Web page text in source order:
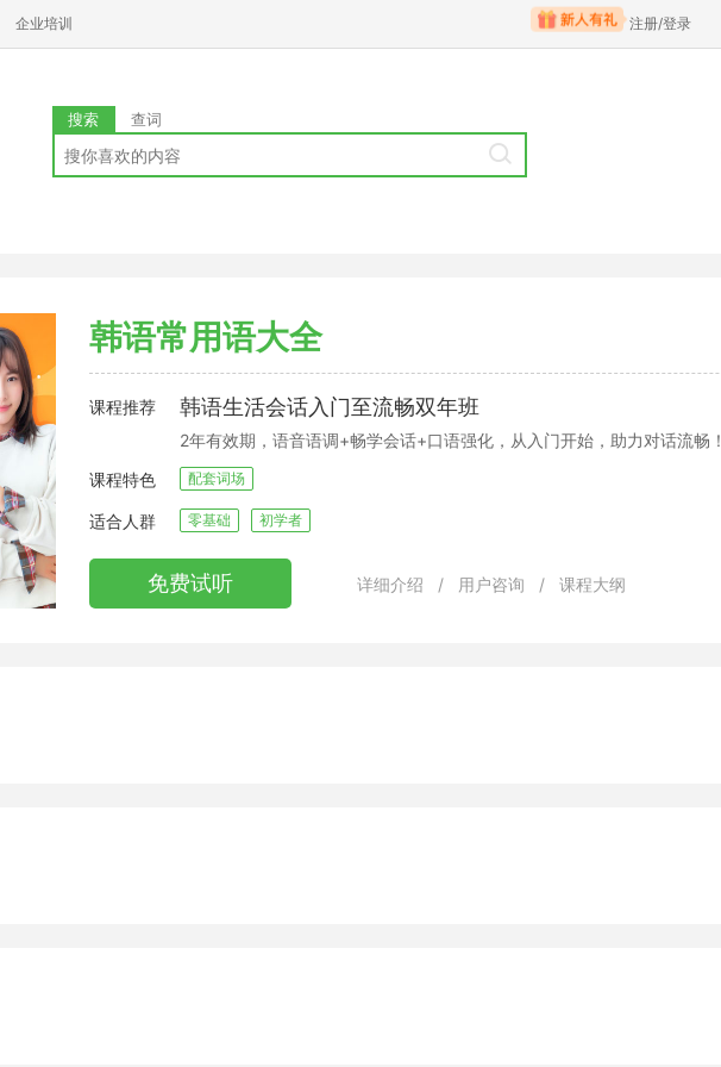
企业培训 注册/登录
搜索 查词
韩语常用语大全
课程推荐 韩语生活会话入门至流畅双年班
2年有效期，语音语调+畅学会话+口语强化，从入门开始，助力对话流畅！
课程特色
配套词场
适合人群 零基础 初学者
免费试听 详细介绍 / 用户咨询 / 课程大纲